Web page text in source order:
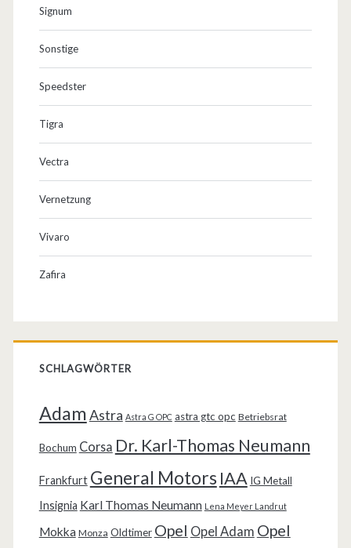
Signum
Sonstige
Speedster
Tigra
Vectra
Vernetzung
Vivaro
Zafira
SCHLAGWÖRTER
AdamAstra Astra G OPC astra gtc opc Betriebsrat
Bochum Corsa Dr. Karl-Thomas Neumann
Frankfurt General Motors IAA IG Metall
Insignia Karl Thomas Neumann Lena Meyer Landrut
Mokka Monza Oldtimer Opel Opel Adam Opel